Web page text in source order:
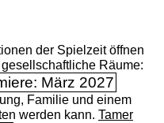
der Spielzeit öffnen
Räume:
März 2027
Familie und einem
werden kann. Tamer